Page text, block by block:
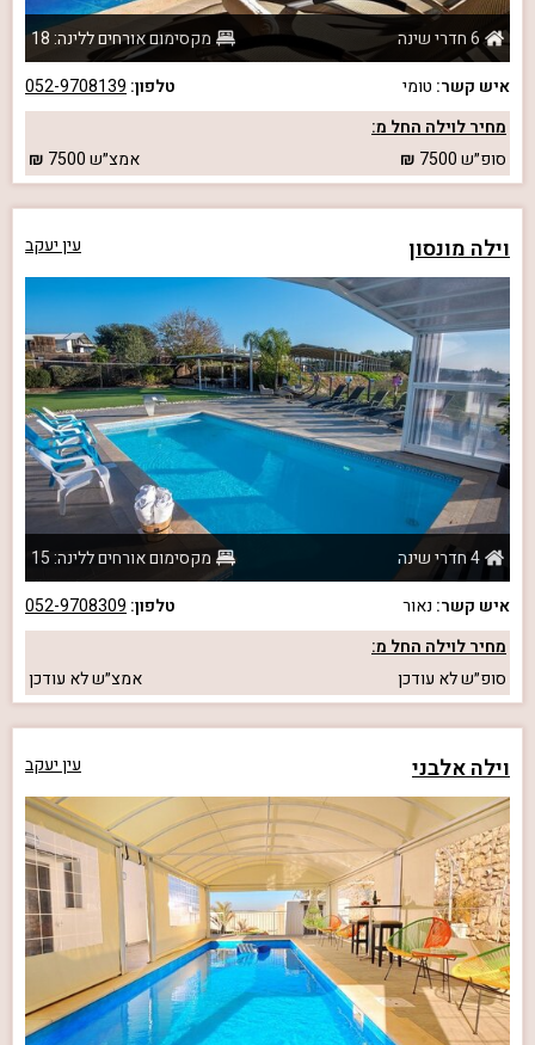
6 חדרי שינה
מקסימום אורחים ללינה: 18
איש קשר: טומי טלפון: 052-9708139
מחיר לוילה החל מ:
סופ״ש7500 אמצ״ש7500
וילה מונסון עין יעקב
4 חדרי שינה
מקסימום אורחים ללינה: 15
איש קשר: נאור טלפון: 052-9708309
מחיר לוילה החל מ:
סופ״שלא עודכן אמצ״שלא עודכן
וילה אלבני עין יעקב